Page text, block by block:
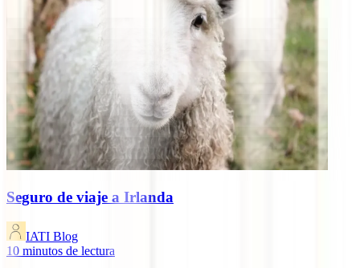
Seguro de viaje a Irlanda
IATI Blog
10 minutos de lectura